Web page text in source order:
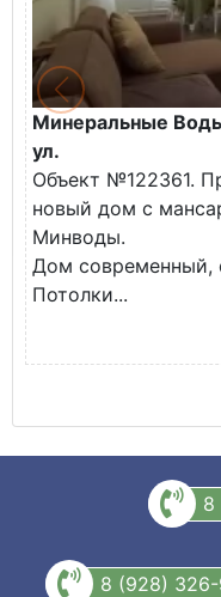
Минеральные
ул.
Объект №122361.
новый дом с
Минводы.
Дом современный,
Потолки...
8
8 (928)